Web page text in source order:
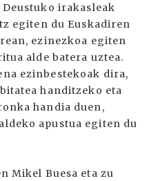
irakasleak
egiten du Euskadiren
ezinezkoa egiten
alde batera uztea.
ezinbestekoak dira,
handitzeko eta
handia duen,
apustua egiten du
Mikel Buesa eta zu